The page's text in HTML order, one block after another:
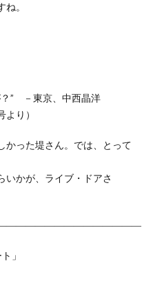
。
？” －東京、中西晶洋
り）
かった堤さん。では、とって
いかが、ライブ・ドアさ
」